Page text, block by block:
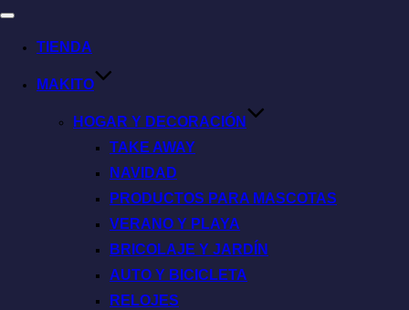
TIENDA
MAKITO
HOGAR Y DECORACIÓN
TAKE AWAY
NAVIDAD
PRODUCTOS PARA MASCOTAS
VERANO Y PLAYA
BRICOLAJE Y JARDÍN
AUTO Y BICICLETA
RELOJES